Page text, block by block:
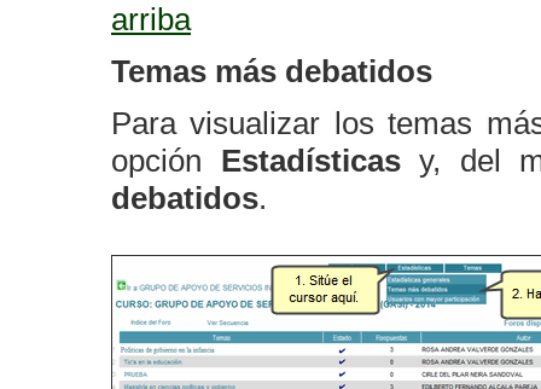
arriba
Temas más debatidos
Para visualizar los temas
opción Estadísticasy, del
debatidos.